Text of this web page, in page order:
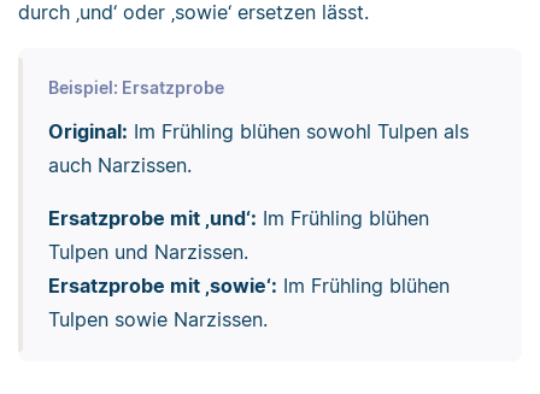
durch ‚und‘ oder ‚sowie‘ ersetzen lässt.
Beispiel: Ersatzprobe
Original: Im Frühling blühen sowohl Tulpen als
auch Narzissen.
Ersatzprobe mit ‚und‘: Im Frühling blühen
Tulpen und Narzissen.
Ersatzprobe mit ‚sowie‘: Im Frühling blühen
Tulpen sowie Narzissen.